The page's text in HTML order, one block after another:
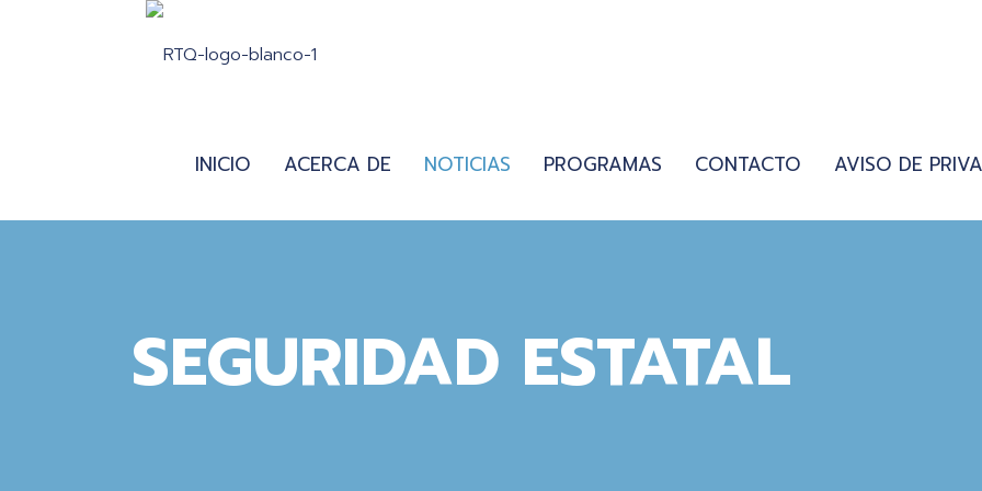
INICIO ACERCA DE NOTICIAS PROGRAMAS CONTACTO AVISO DE
SEGURIDAD ESTATAL